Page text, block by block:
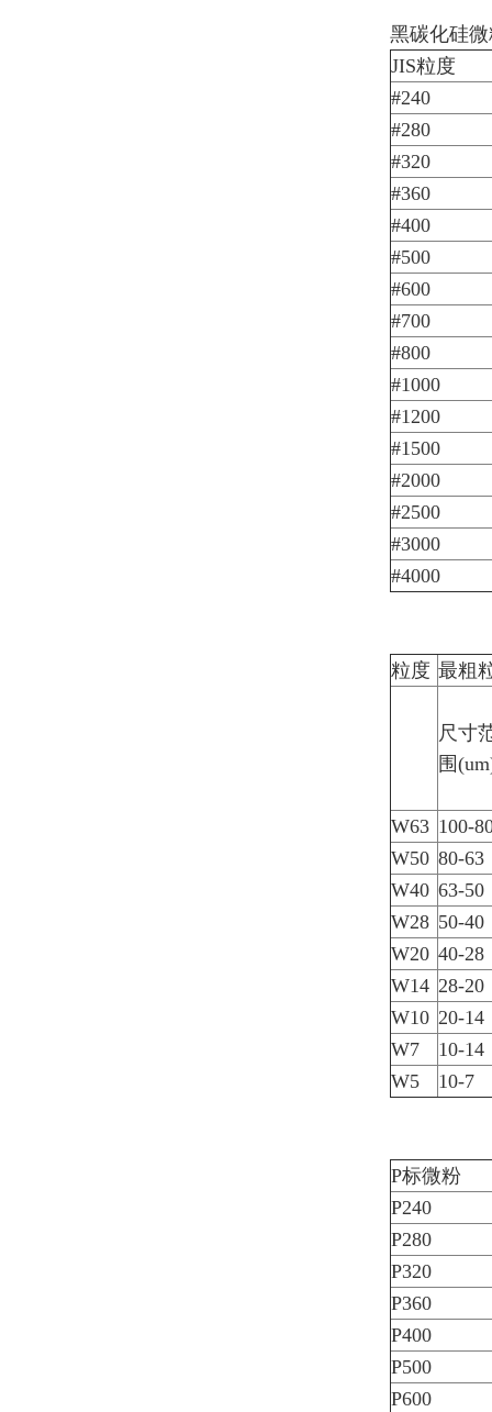
黑碳化硅
JIS粒度
#240
#280
#320
#360
#400
#500
#600
#700
#800
#1000
#1200
#1500
#2000
#2500
#3000
#4000
粒度 最粗
尺寸
围
W63 100-
W50 80-63
W40 63-50
W28 50-40
W20 40-28
W14 28-20
W10 20-14
W7
10-14
W5
10-7
P标微粉
P240
P280
P320
P360
P400
P500
P600